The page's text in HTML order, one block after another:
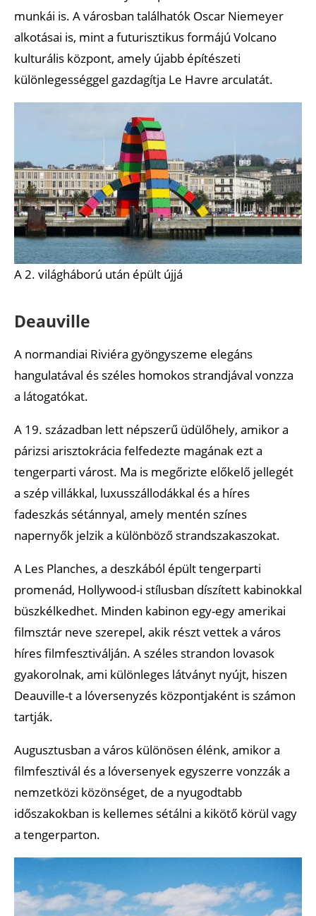
munkái is. A városban találhatók Oscar Niemeyer
alkotásai is, mint a futurisztikus formájú Volcano
kulturális központ, amely újabb építészeti
különlegességgel gazdagítja Le Havre arculatát.
A 2. világháború után épült újjá
Deauville
A normandiai Riviéra gyöngyszeme elegáns
hangulatával és széles homokos strandjával vonzza
a látogatókat.
A 19. században lett népszerű üdülőhely, amikor a
párizsi arisztokrácia felfedezte magának ezt a
tengerparti várost. Ma is megőrizte előkelő jellegét
a szép villákkal, luxusszállodákkal és a híres
fadeszkás sétánnyal, amely mentén színes
napernyők jelzik a különböző strandszakaszokat.
A Les Planches, a deszkából épült tengerparti
promenád, Hollywood-i stílusban díszített kabinokkal
büszkélkedhet. Minden kabinon egy-egy amerikai
filmsztár neve szerepel, akik részt vettek a város
híres filmfesztiválján. A széles strandon lovasok
gyakorolnak, ami különleges látványt nyújt, hiszen
Deauville-t a lóversenyzés központjaként is számon
tartják.
Augusztusban a város különösen élénk, amikor a
filmfesztivál és a lóversenyek egyszerre vonzzák a
nemzetközi közönséget, de a nyugodtabb
időszakokban is kellemes sétálni a kikötő körül vagy
a tengerparton.